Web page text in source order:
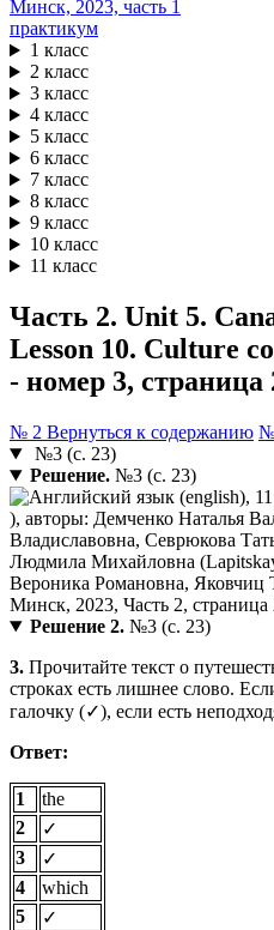
практикум
1 класс
2 класс
3 класс
4 класс
5 класс
6 класс
7 класс
8 класс
9 класс
10 класс
11 класс
Часть 2. Unit 5.
Lesson 10. Culture
- номер 3, страница
№ 2 Вернуться к содержанию №
№3 (с. 23)
Решение.№3 (с. 23)
Решение 2.№3 (с. 23)
3. Прочитайте текст о
строках есть лишнее слово.
галочку (✓), если есть
Ответ:
1
the
2
✓
3
✓
4
which
5
✓